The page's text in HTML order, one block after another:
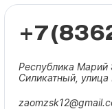
Республика Марий
Силикатный,